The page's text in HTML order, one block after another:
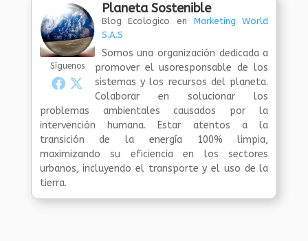
Síguenos
Planeta Sostenible
Blog Ecologico en Marketing World
S.A.S
Somos una organización dedicada a
promover el usoresponsable de los
sistemas y los recursos del planeta.
Colaborar en solucionar los
problemas ambientales causados por la
intervención humana. Estar atentos a la
transición de la energía 100% limpia,
maximizando su eficiencia en los sectores
urbanos, incluyendo el transporte y el uso de la
tierra.